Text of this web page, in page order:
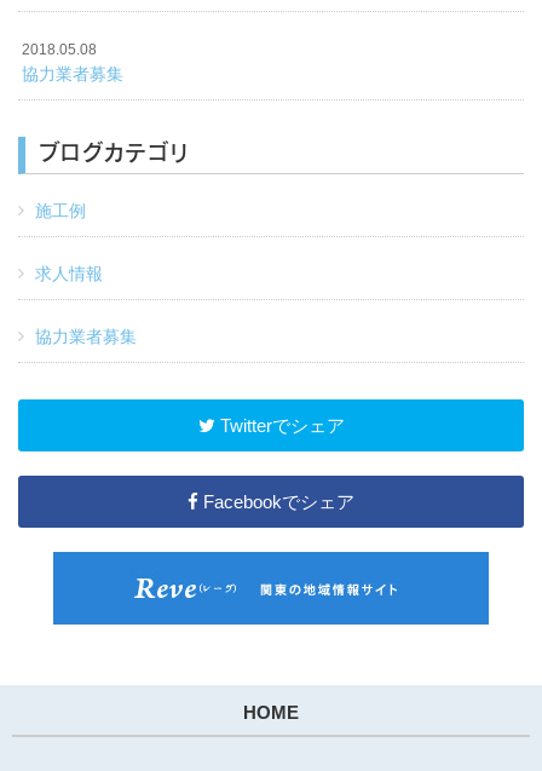
2018.05.08
協力業者募集
ブログカテゴリ
施工例
求人情報
協力業者募集
Twitterでシェア
Facebookでシェア
HOME